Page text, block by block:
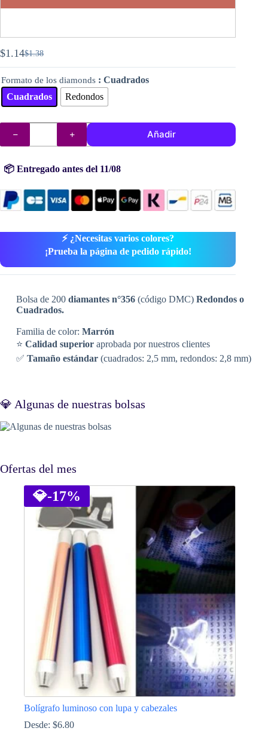
$1.38
El
precio
original
era:
$1.38.
$1.14El
precio
actual
es:
$1.14.
Formato de los diamonds : Cuadrados
Cuadrados
Redondos
DMC
diamantes
(cuentas)
356
Añadir
📦 Entregado antes del 11/08
⚡ ¿Necesitas varios colores?
¡Prueba la página de pedido rápido!
Bolsa de 200 diamantes n°356(código DMC) Redondos o
Cuadrados.
Familia de color: Marrón
⭐ Calidad superioraprobada por nuestros clientes
✅ Tamaño estándar(cuadrados: 2,5 mm, redondos: 2,8 mm)
💎 Algunas de nuestras bolsas
Ofertas del mes
💎-17%
Bolígrafo luminoso con lupa y cabezales
Desde: $6.80